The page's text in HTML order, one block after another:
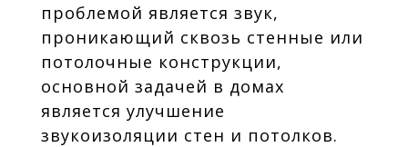
проблемой является звук,
проникающий сквозь стенные или
потолочные конструкции,
основной задачей в домах
является улучшение
звукоизоляции стен и потолков.